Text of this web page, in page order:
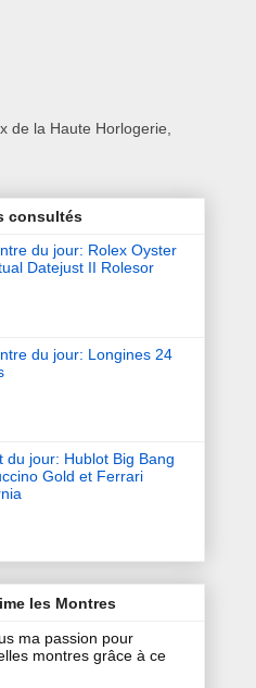
de la Haute Horlogerie,
consultés
du jour: Rolex Oyster
Datejust II Rolesor
du jour: Longines 24
du jour: Hublot Big Bang
Gold et Ferrari
les Montres
ma passion pour
montres grâce à ce